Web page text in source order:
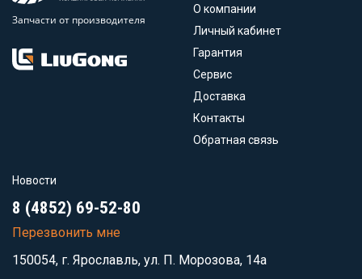
Запчасти от производителя
О компании
Личный кабинет
Гарантия
Сервис
Доставка
Контакты
Обратная связь
Новости
8 (4852) 69-52-80
Перезвонить мне
150054, г. Ярославль, ул. П. Морозова, 14а